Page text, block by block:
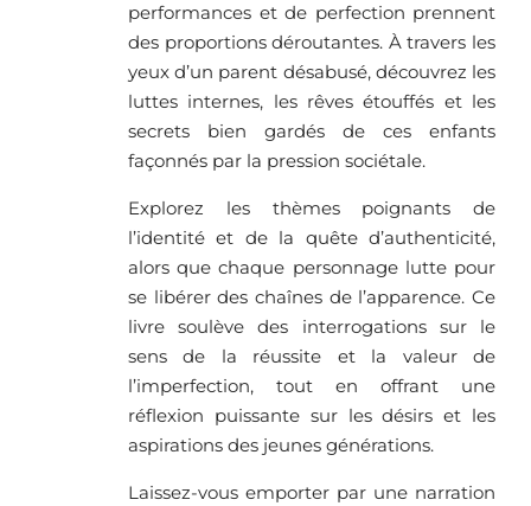
performances et de perfection prennent
des proportions déroutantes. À travers les
yeux d’un parent désabusé, découvrez les
luttes internes, les rêves étouffés et les
secrets bien gardés de ces enfants
façonnés par la pression sociétale.
Explorez les thèmes poignants de
l’identité et de la quête d’authenticité,
alors que chaque personnage lutte pour
se libérer des chaînes de l’apparence. Ce
livre soulève des interrogations sur le
sens de la réussite et la valeur de
l’imperfection, tout en offrant une
réflexion puissante sur les désirs et les
aspirations des jeunes générations.
Laissez-vous emporter par une narration